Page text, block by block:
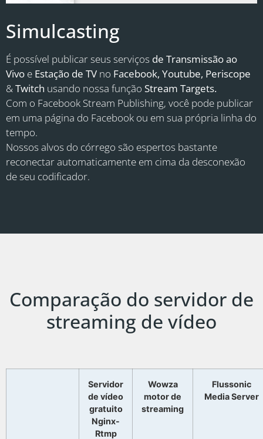
Simulcasting
É possível publicar seus serviços de Transmissão ao
Vivo e Estação de TV no Facebook, Youtube, Periscope
&Twitch usando nossa função Stream Targets.
Com o Facebook Stream Publishing, você pode publicar
em uma página do Facebook ou em sua própria linha do
tempo.
Nossos alvos do córrego são espertos bastante
reconectar automaticamente em cima da desconexão
de seu codificador.
Comparação do servidor de
streaming de vídeo
Servidor
de vídeo
gratuito
Nginx-
Rtmp
Wowza
motor de
streaming
Flussonic
Media Server